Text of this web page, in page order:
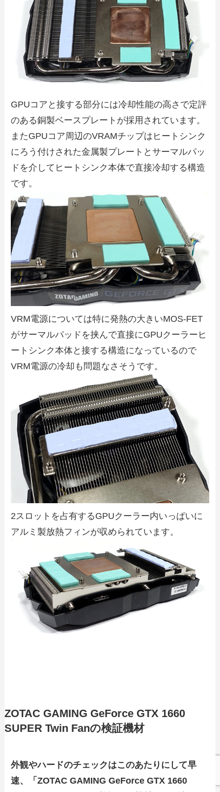
GPUコアと接する部分には冷却性能の高さで定評
のある銅製ベースプレートが採用されています。
またGPUコア周辺のVRAMチップはヒートシンク
にろう付けされた金属製プレートとサーマルパッ
ドを介してヒートシンク本体で直接冷却する構造
です。
VRM電源については特に発熱の大きいMOS-FET
がサーマルパッドを挟んで直接にGPUクーラーヒ
ートシンク本体と接する構造になっているので
VRM電源の冷却も問題なさそうです。
2スロットを占有するGPUクーラー内いっぱいに
アルミ製放熱フィンが収められています。
ZOTAC GAMING GeForce GTX 1660
SUPER Twin Fanの検証機材
外観やハードのチェックはこのあたりにして早
速、「ZOTAC GAMING GeForce GTX 1660